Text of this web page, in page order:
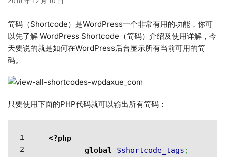
简码（Shortcode）是WordPress一个非常有用的功能，你可
以先了解 WordPress Shortcode（简码）介绍及使用详解，今
天要说的就是如何在WordPress后台显示所有当前可用的简
码。
只要使用下面的PHP代码就可以输出所有简码：
1
2
<?php
global
$shortcode_tags ;